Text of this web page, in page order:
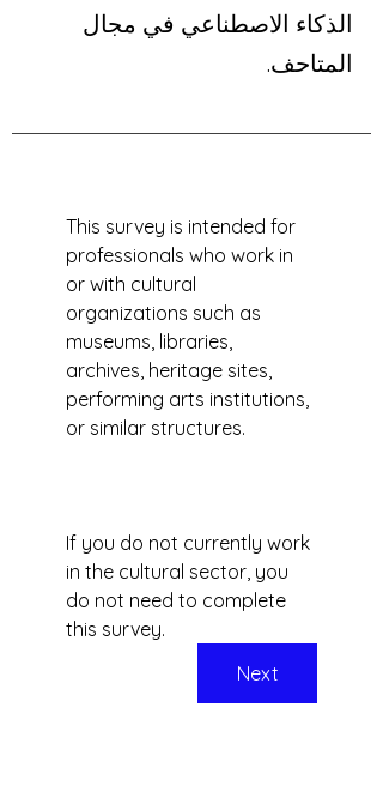
الذكاء الاصطناعي في مجال
المتاحف.
This survey is intended for
professionals who work in
or with cultural
organizations such as
museums, libraries,
archives, heritage sites,
performing arts institutions,
or similar structures.
If you do not currently work
in the cultural sector, you
do not need to complete
this survey.
Next